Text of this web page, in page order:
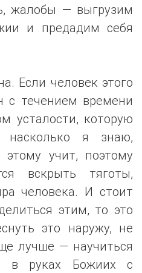
жалобы — выгрузим
и предадим себя
Если человек этого
с течением времени
усталости, которую
я знаю,
этому учит, поэтому
вскрыть тяготы,
человека. И стоит
этим, то это
это наружу, не
лучше — научиться
в руках Божиих с